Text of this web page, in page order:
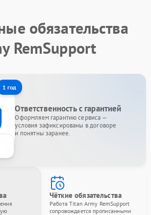
обязательства
RemSupport
1 год
Ответственность с гарантией
Оформляем гарантию сервиса —
условия зафиксированы в договоре
и понятны заранее.
Чёткие обязательства
Работа Titan Army RemSupport
сопровождается прописанными